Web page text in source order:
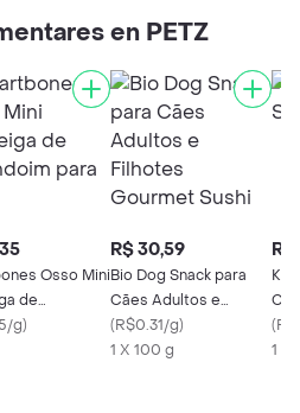
en PETZ
Osso Mini
de
para Cães
g)
R$ 30,59
Bio Dog Snack para
Cães Adultos e
Filhotes Gourmet
Sushi
(R$0.31/g)
1 X 100 g
R$
(
1 X